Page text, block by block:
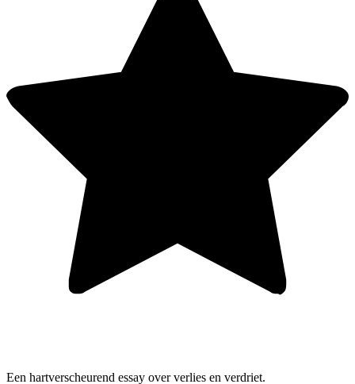
Een hartverscheurend essay over verlies en verdriet.